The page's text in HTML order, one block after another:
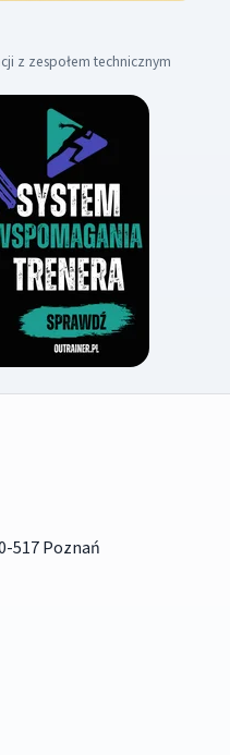
z zespołem technicznym
517 Poznań